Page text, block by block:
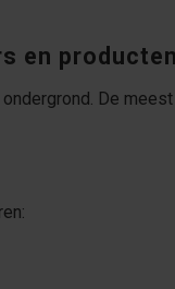
en producten
De